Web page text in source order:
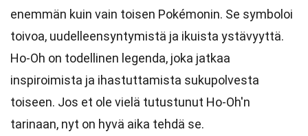
enemmän kuin vain toisen Pokémonin. Se symboloi
toivoa, uudelleensyntymistä ja ikuista ystävyyttä.
Ho-Oh on todellinen legenda, joka jatkaa
inspiroimista ja ihastuttamista sukupolvesta
toiseen. Jos et ole vielä tutustunut Ho-Oh'n
tarinaan, nyt on hyvä aika tehdä se.